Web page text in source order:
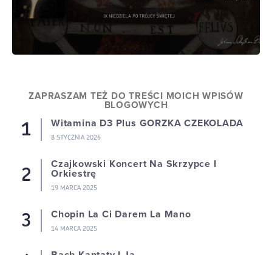
ZAPRASZAM TEŻ DO TREŚCI MOICH WPISÓW
BLOGOWYCH
Witamina D3 Plus GORZKA CZEKOLADA
8 STYCZNIA 2026
Czajkowski Koncert Na Skrzypce I
Orkiestrę
19 MARCA 2025
Chopin La Ci Darem La Mano
14 MARCA 2025